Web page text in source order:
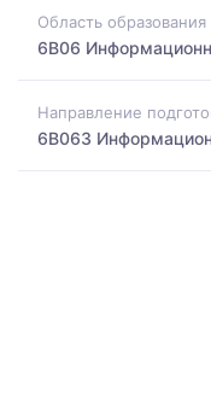
Область образования
6B06
Направление
6B063